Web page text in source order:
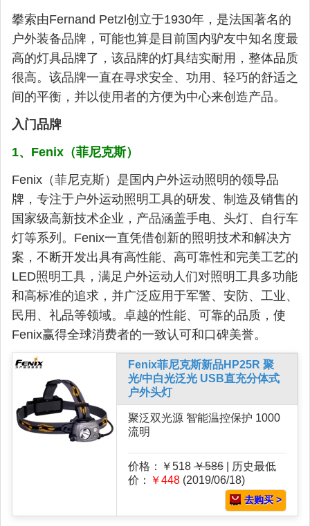
攀索由Fernand Petzl创立于1930年，是法国著名的
户外装备品牌，可能也算是目前国内驴友中知名度最
高的灯具品牌了，该品牌的灯具结实耐用，整体品质
很高。该品牌一直在寻求安全、功用、轻巧的舒适之
间的平衡，并以使用者的方便为中心来创造产品。
入门品牌
1、Fenix（菲尼克斯）
Fenix（菲尼克斯）是国内户外运动照明的领导品
牌，专注于户外运动照明工具的研发、制造及销售的
国家级高新技术企业，产品涵盖手电、头灯、自行车
灯等系列。Fenix一直凭借创新的照明技术和解决方
案，不断开发出具有高性能、高可靠性和完美工艺的
LED照明工具，满足户外运动人们对照明工具多功能
和高标准的追求，并广泛应用于军警、安防、工业、
民用、礼品等领域。卓越的性能、可靠的品质，使
Fenix赢得全球消费者的一致认可和口碑美誉。
Fenix菲尼克斯新品HP25R 聚
光/中白光泛光 USB直充分体式
户外头灯
聚泛双光源 智能温控保护 1000
流明
价格：￥518 ￥586 | 历史最低
价：
￥448 (2019/06/18)
去购买 >